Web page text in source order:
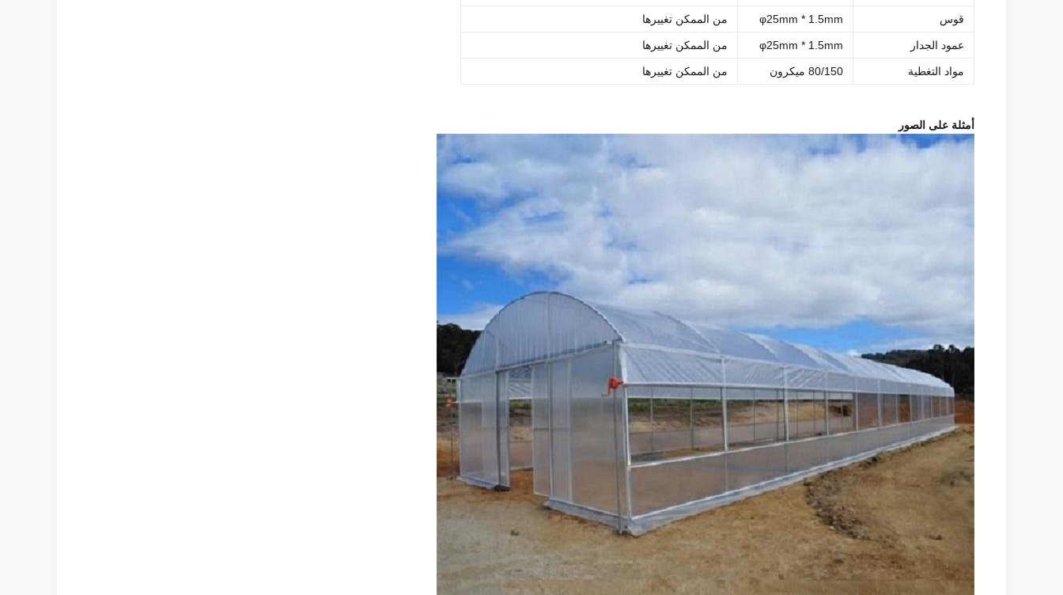
قوس φ25mm * 1.5mm من الممكن تغييرها
عمود الجدار φ25mm * 1.5mm من الممكن تغييرها
مواد التغطية 80/150 ميكرون من الممكن تغييرها
أمثلة على الصور